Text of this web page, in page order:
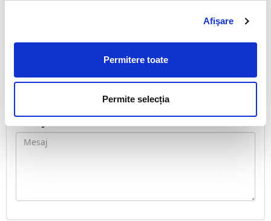
Afişare
Permitere toate
Permite selecția
Mesaj: